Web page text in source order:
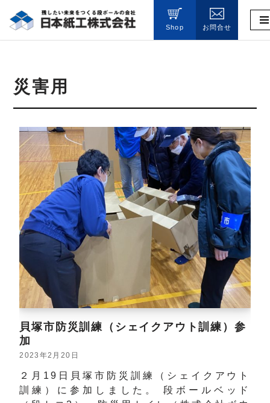
コ
ン
ツ
Shop お問合せ
災害用
貝塚市防災訓練（シェイクアウト訓練）参
加
2023年2月20日
２月19日貝塚市防災訓練（シェイクアウト
訓練）に参加しました。 段ボールベッド